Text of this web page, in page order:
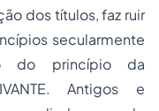
dos títulos, faz ruir
secularmente
do princípio da
Antigos e